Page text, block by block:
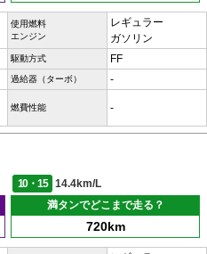
使用燃料
エンジン
レギュラー
ガソリン
駆動方式 FF
過給器（ターボ） -
燃費性能 -
10・15
14.4km/L
満タンでどこまで走る？
720km